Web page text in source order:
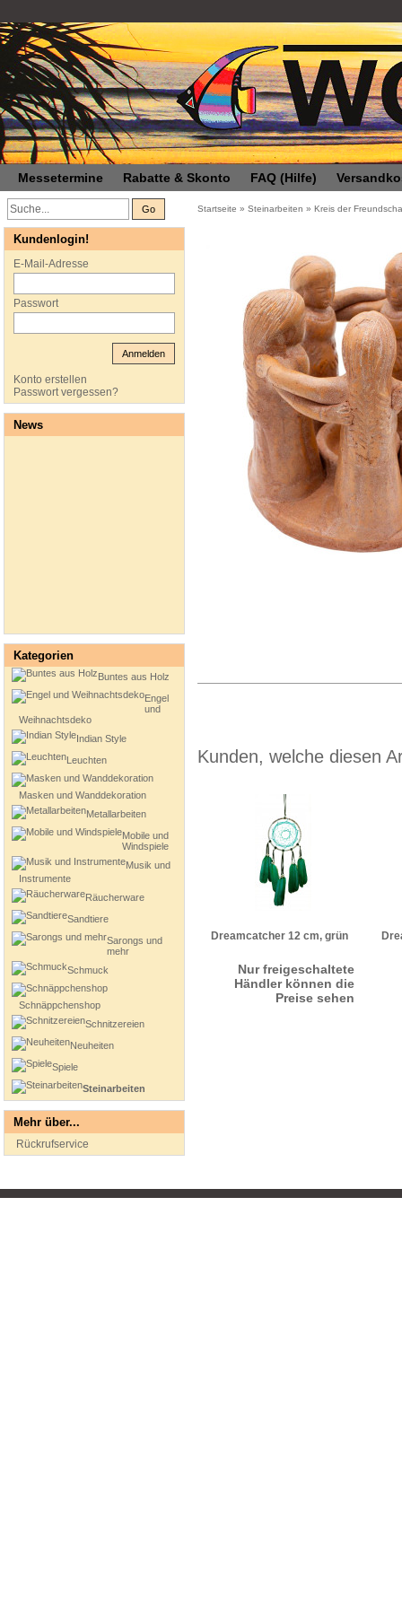
Messetermine Rabatte & Skonto FAQ (Hilfe)
Go Startseite » Steinarbeiten » Kreis der
Kunden, welche diesen
Dreamcatcher 12 cm, grün
Nur freigeschaltete
Händler können die
Preise sehen
Kundenlogin!
E-Mail-Adresse
Passwort
Anmelden
Konto erstellen
Passwort vergessen?
News
Kategorien
Buntes aus Holz
Engel
und
Weihnachtsdeko
Indian Style
Leuchten
Masken und Wanddekoration
Metallarbeiten
Mobile und
Windspiele
Musik und
Instrumente
Räucherware
Sandtiere
Sarongs und
mehr
Schmuck
Schnäppchenshop
Schnitzereien
Neuheiten
Spiele
Steinarbeiten
Mehr über...
Rückrufservice